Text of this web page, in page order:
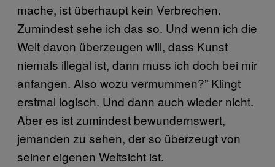
mache, ist überhaupt kein Verbrechen.
Zumindest sehe ich das so. Und wenn ich die
Welt davon überzeugen will, dass Kunst
niemals illegal ist, dann muss ich doch bei mir
anfangen. Also wozu vermummen?” Klingt
erstmal logisch. Und dann auch wieder nicht.
Aber es ist zumindest bewundernswert,
jemanden zu sehen, der so überzeugt von
seiner eigenen Weltsicht ist.